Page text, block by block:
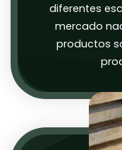
diferentes
mercado
productos